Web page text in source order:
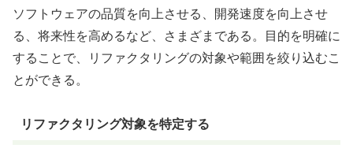
ソフトウェアの品質を向上させる、開発速度を向上させ
る、将来性を高めるなど、さまざまである。目的を明確に
することで、リファクタリングの対象や範囲を絞り込むこ
とができる。
リファクタリング対象を特定する